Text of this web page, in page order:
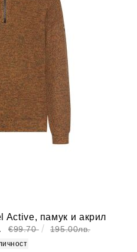
Active, памук и акрил
€99.70 195.00лв.